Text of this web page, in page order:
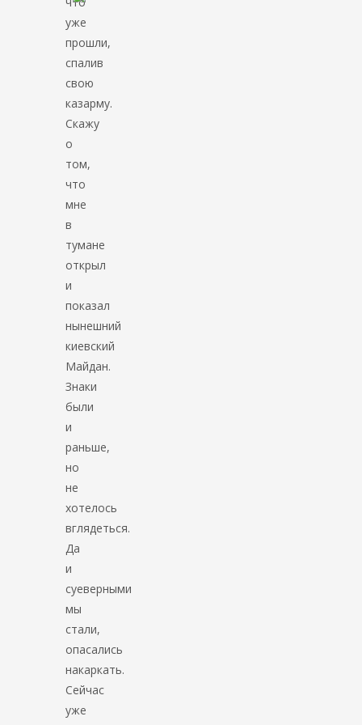
уже
прошли,
спалив
свою
казарму.
Скажу
о
том,
что
мне
в
тумане
открыл
и
показал
нынешний
киевский
Майдан.
Знаки
были
и
раньше,
но
не
хотелось
вглядеться.
Да
и
суеверными
мы
стали,
опасались
накаркать.
Сейчас
уже